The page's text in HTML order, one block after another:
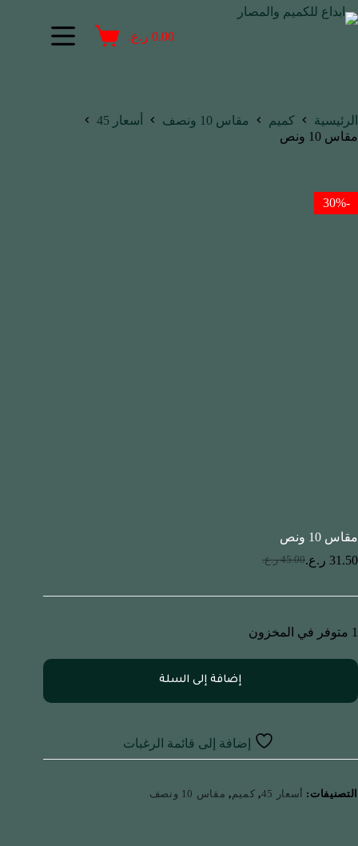
0.00 ر.ع.
الرئيسية كميم مقاس 10 ونصف
أسعار 45
مقاس 10 ونص
-30%
مقاس 10 ونص
45.00 ر.ع. 31.50 ر.ع.
1 متوفر في المخزون
إضافة إلى السلة
إضافة إلى قائمة الرغبات
التصنيفات: أسعار 45 , كميم , مقاس 10 ونصف